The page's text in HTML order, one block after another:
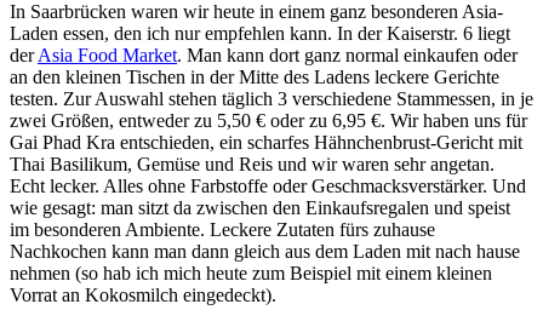
In Saarbrücken waren wir heute in einem ganz besonderen Asia-
Laden essen, den ich nur empfehlen kann. In der Kaiserstr. 6 liegt
derAsia Food Market. Man kann dort ganz normal einkaufen oder
an den kleinen Tischen in der Mitte des Ladens leckere Gerichte
testen. Zur Auswahl stehen täglich 3 verschiedene Stammessen, in je
zwei Größen, entweder zu 5,50 € oder zu 6,95 €. Wir haben uns für
Gai Phad Kra entschieden, ein scharfes Hähnchenbrust-Gericht mit
Thai Basilikum, Gemüse und Reis und wir waren sehr angetan.
Echt lecker. Alles ohne Farbstoffe oder Geschmacksverstärker. Und
wie gesagt: man sitzt da zwischen den Einkaufsregalen und speist
im besonderen Ambiente. Leckere Zutaten fürs zuhause
Nachkochen kann man dann gleich aus dem Laden mit nach hause
nehmen (so hab ich mich heute zum Beispiel mit einem kleinen
Vorrat an Kokosmilch eingedeckt).